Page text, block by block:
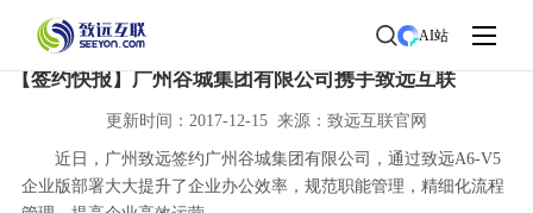
AI站
首页>了解致远>新闻中心
【签约快报】广州谷城集团有限公司携手致远互联
更新时间：2017-12-15 来源：致远互联官网
近日，广州致远签约广州谷城集团有限公司，通过致远A6-V5
企业版部署大大提升了企业办公效率，规范职能管理，精细化流程